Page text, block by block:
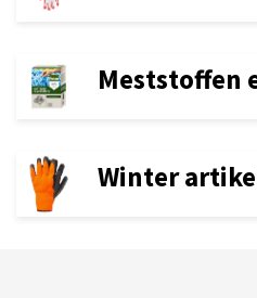
Meststoffen
Winter